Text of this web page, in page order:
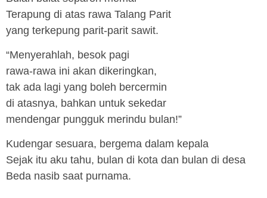
Terapung di atas rawa Talang Parit
yang terkepung parit-parit sawit.
“Menyerahlah, besok pagi
rawa-rawa ini akan dikeringkan,
tak ada lagi yang boleh bercermin
di atasnya, bahkan untuk sekedar
mendengar pungguk merindu bulan!”
Kudengar sesuara, bergema dalam kepala
Sejak itu aku tahu, bulan di kota dan bulan di desa
Beda nasib saat purnama.